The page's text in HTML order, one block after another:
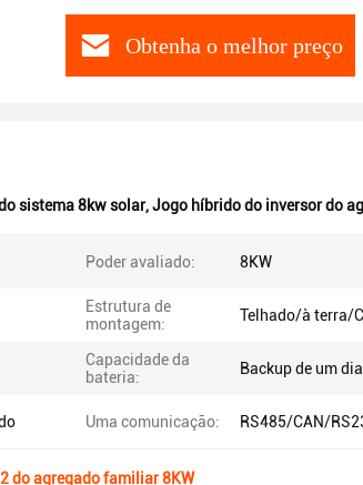
Obtenha o melhor preço
sistema 8kw solar,Jogo híbrido do inversor do
Poder avaliado: 8KW
Estrutura de
montagem:
Telhado/à terra/
Capacidade da
bateria:
Backup de um
Uma comunicação: RS485/CAN/
do agregado familiar 8KW